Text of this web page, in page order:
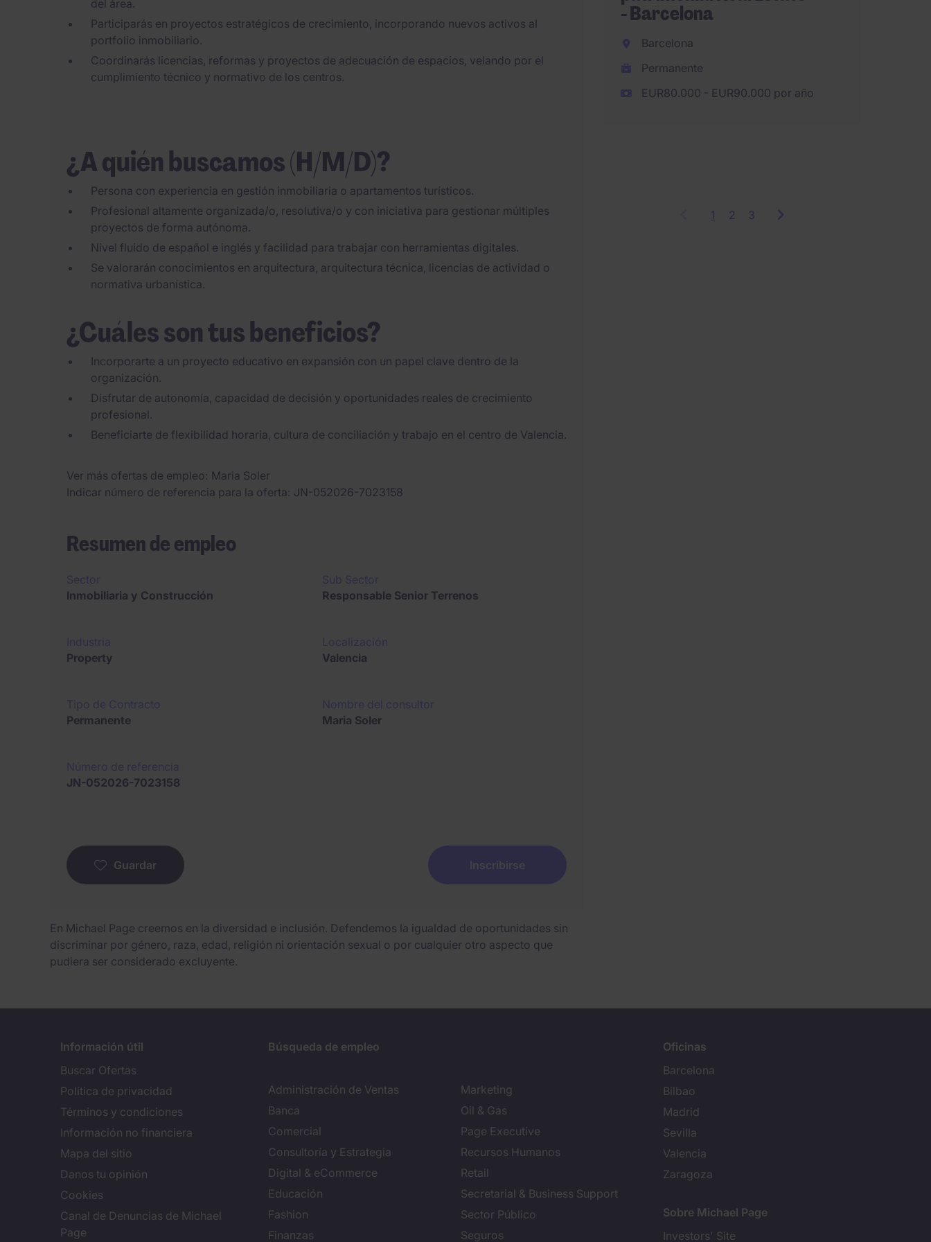
del área.
Participarás en proyectos estratégicos de crecimiento, incorporando nuevos activos al
portfolio inmobiliario.
Coordinarás licencias, reformas y proyectos de adecuación de espacios, velando por el
cumplimiento técnico y normativo de los centros.
¿A quién buscamos (H/M/D)?
Persona con experiencia en gestión inmobiliaria o apartamentos turísticos.
Profesional altamente organizada/o, resolutiva/o y con iniciativa para gestionar múltiples
proyectos de forma autónoma.
Nivel fluido de español e inglés y facilidad para trabajar con herramientas digitales.
Se valorarán conocimientos en arquitectura, arquitectura técnica, licencias de actividad o
normativa urbanística.
¿Cuáles son tus beneficios?
Incorporarte a un proyecto educativo en expansión con un papel clave dentro de la
organización.
Disfrutar de autonomía, capacidad de decisión y oportunidades reales de crecimiento
profesional.
Beneficiarte de flexibilidad horaria, cultura de conciliación y trabajo en el centro de Valencia.
Ver más ofertas de empleo
Maria Soler
Indicar número de referencia para la oferta JN-052026-7023158
Resumen de empleo
Inmobiliaria y Construcción
Responsable Senior Terrenos
Property
Valencia
Permanente
Maria Soler
JN-052026-7023158
Guardar Inscribirse
En Michael Page creemos en la diversidad e inclusión. Defendemos la igualdad de oportunidades sin
discriminar por género, raza, edad, religión ni orientación sexual o por cualquier otro aspecto que
pudiera ser considerado excluyente.
- Barcelona
Barcelona
Permanente
EUR80.000 - EUR90.000 por año
1 Showing
2 3
Información útil
Buscar Ofertas
Política de privacidad
Términos y condiciones
Información no financiera
Mapa del sitio
Danos tu opinión
Cookies
Canal de Denuncias de Michael
Page
Búsqueda de empleo
Administración de Ventas
Banca
Comercial
Consultoría y Estrategia
Digital & eCommerce
Educación
Fashion
Finanzas
Marketing
Oil & Gas
Page Executive
Recursos Humanos
Retail
Secretarial & Business Support
Sector Público
Seguros
Oficinas
Barcelona
Bilbao
Madrid
Sevilla
Valencia
Zaragoza
Sobre Michael Page
Investors' Site